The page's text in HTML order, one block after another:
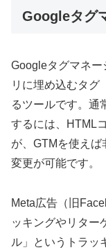
Googleタグ
Googleタグマネ
リに埋め込むタグ
るツールです。通
するには、HTML
が、GTMを使えば
変更が可能です。
Meta広告（旧
ッキングやリター
ル」というトラッ